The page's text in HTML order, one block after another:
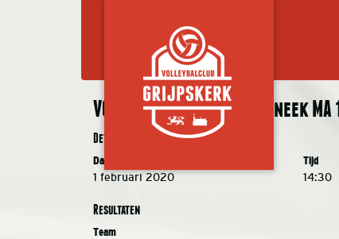
VC Grijpskerk MA 1 – VC Sneek MA 1
Details
Datum Tijd
1 februari 2020 14:30
Resultaten
Team